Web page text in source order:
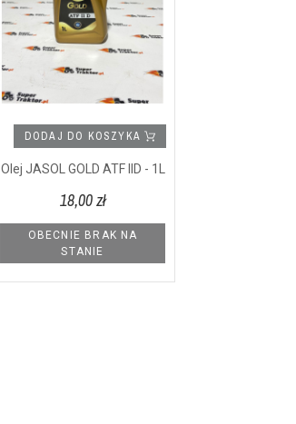
DODAJ DO KOSZYKA
Olej JASOL GOLD ATF IID - 1L
18,00 zł
OBECNIE BRAK NA
STANIE